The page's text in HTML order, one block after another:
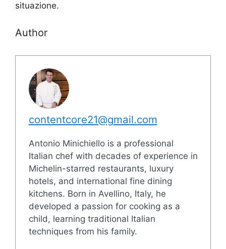
situazione.
Author
contentcore21@gmail.com
Antonio Minichiello is a professional
Italian chef with decades of experience in
Michelin-starred restaurants, luxury
hotels, and international fine dining
kitchens. Born in Avellino, Italy, he
developed a passion for cooking as a
child, learning traditional Italian
techniques from his family.